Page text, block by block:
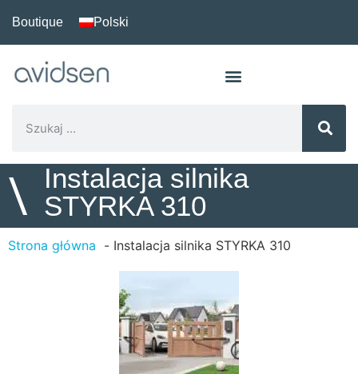
Boutique Polski
\
Instalacja silnika
STYRKA 310
Strona główna Instalacja silnika STYRKA 310